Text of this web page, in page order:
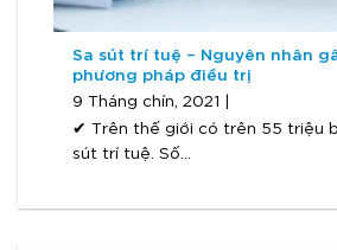
Sa sút trí tuệ – Nguyên nhân
phương pháp điều trị
9 Tháng chín, 2021 |
✔ Trên thế giới có trên 55 triệu
sút trí tuệ. Số...